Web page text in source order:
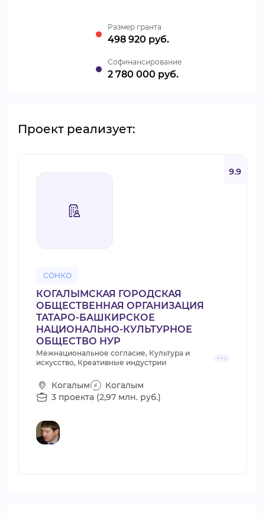
Размер гранта
498 920 руб.
Cофинансирование
2 780 000 руб.
Проект реализует:
СОНКО
9.9
КОГАЛЫМСКАЯ ГОРОДСКАЯ
ОБЩЕСТВЕННАЯ ОРГАНИЗАЦИЯ
ТАТАРО-БАШКИРСКОЕ
НАЦИОНАЛЬНО-КУЛЬТУРНОЕ
ОБЩЕСТВО НУР
Межнациональное согласие, Культура и
искусство, Креативные индустрии
Когалым
Когалым
3 проекта (2,97 млн. руб.)